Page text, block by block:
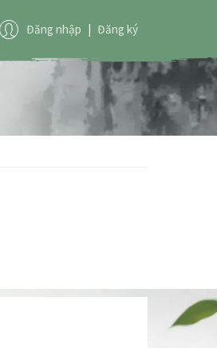
Đăng nhập | Đăng ký